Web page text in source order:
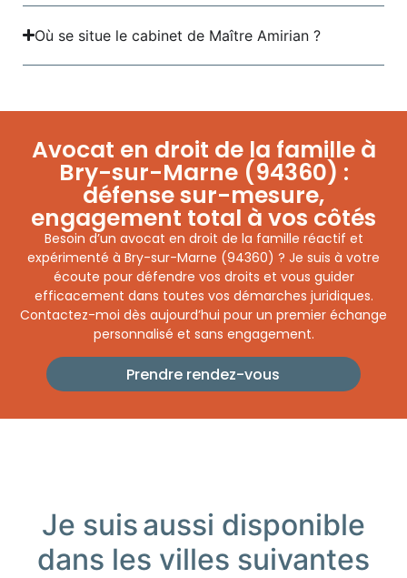
Où se situe le cabinet de Maître Amirian ?
Avocat en droit de la famille à
Bry-sur-Marne (94360) :
défense sur-mesure,
engagement total à vos côtés
Besoin d’un avocat en droit de la famille réactif et
expérimenté à Bry-sur-Marne (94360) ? Je suis à votre
écoute pour défendre vos droits et vous guider
efficacement dans toutes vos démarches juridiques.
Contactez-moi dès aujourd’hui pour un premier échange
personnalisé et sans engagement.
Prendre rendez-vous
Je suisaussi disponible
dans les villes suivantes